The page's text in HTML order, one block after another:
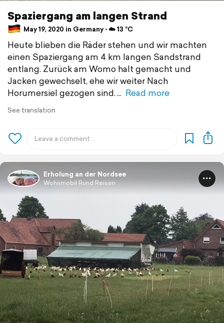
Spaziergang am langen Strand
May 19, 2020 in Germany ⋅ ☁️ 13 °C
Heute blieben die Räder stehen und wir machten
einen Spaziergang am 4 km langen Sandstrand
entlang. Zurück am Womo halt gemacht und
Jacken gewechselt, ehe wir weiter Nach
Horumersiel gezogen sind.
Read more
See translation
Erholung an der Nordsee
Wohnmobil Rund Reisen